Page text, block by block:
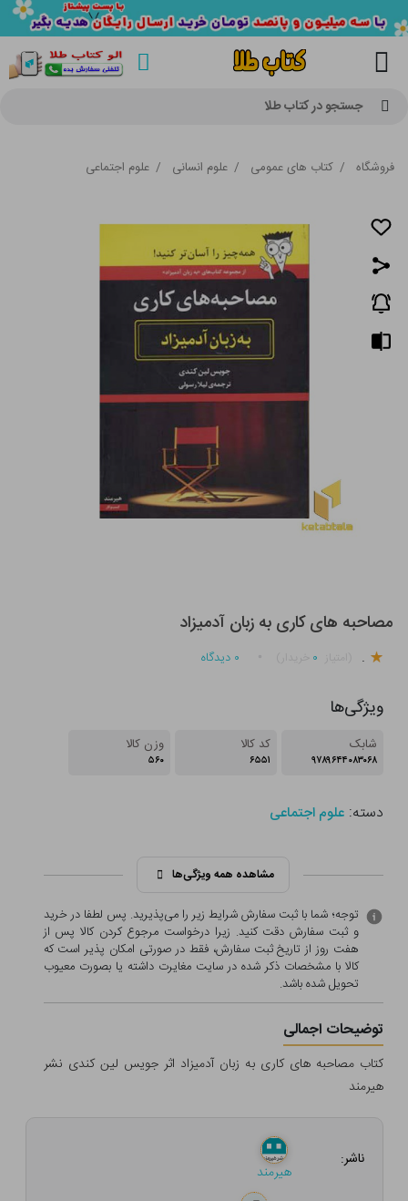
جستجو در کتاب طلا
فروشگاه / کتاب های عمومی / علوم انسانی / علوم اجتماعی
مصاحبه های کاری به زبان آدمیزاد
. ۰ ۰ دیدگاه
ویژگی‌ها
شابک
۹۷۸۹۶۴۴۰۸۳۰۶۸
کد کالا
۶۵۵۱
وزن کالا
۵۶۰
دسته:علوم اجتماعی
مشاهده همه ویژگی‌ها
توجه؛ شما با ثبت سفارش شرایط زیر را می‌پذیرید. پس لطفا در خرید
و ثبت سفارش دقت کنید. زیرا درخواست مرجوع کردن کالا پس از
هفت روز از تاریخ ثبت سفارش، فقط در صورتی امکان پذیر است که
کالا با مشخصات ذکر شده در سایت مغایرت داشته یا بصورت معيوب
تحویل شده باشد.
توضیحات اجمالی
کتاب مصاحبه های کاری به زبان آدمیزاد اثر جویس لین کندی نشر
هیرمند
ناشر:
هیرمند